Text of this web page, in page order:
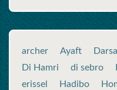
archer Ayaft Darsa
Di Hamri
di sebro
erissel
Hadibo